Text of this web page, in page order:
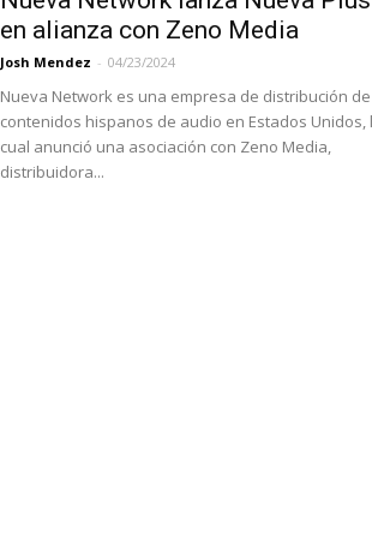
en alianza con Zeno Media
Josh Mendez - 04/23/2024
Nueva Network es una empresa de distribución de
contenidos hispanos de audio en Estados Unidos,
cual anunció una asociación con Zeno Media,
distribuidora...